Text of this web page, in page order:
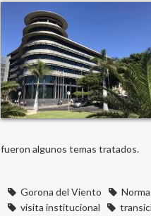
en
Canarias
fueron algunos temas tratados.
Gorona del Viento
visita institucional